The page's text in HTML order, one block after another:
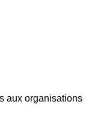
aux organisations